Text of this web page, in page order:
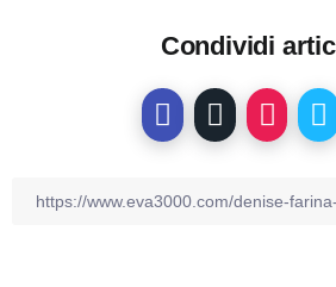
Condividi